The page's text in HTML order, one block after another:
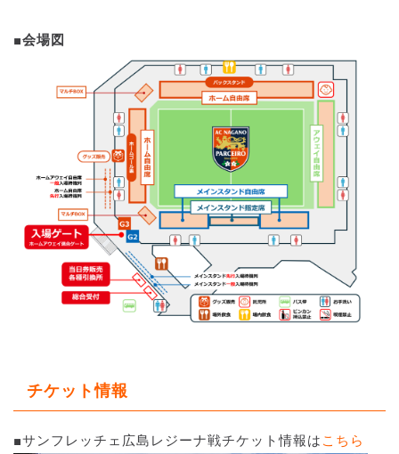
■会場図
チケット情報
■サンフレッチェ広島レジーナ戦チケット情報は こちら